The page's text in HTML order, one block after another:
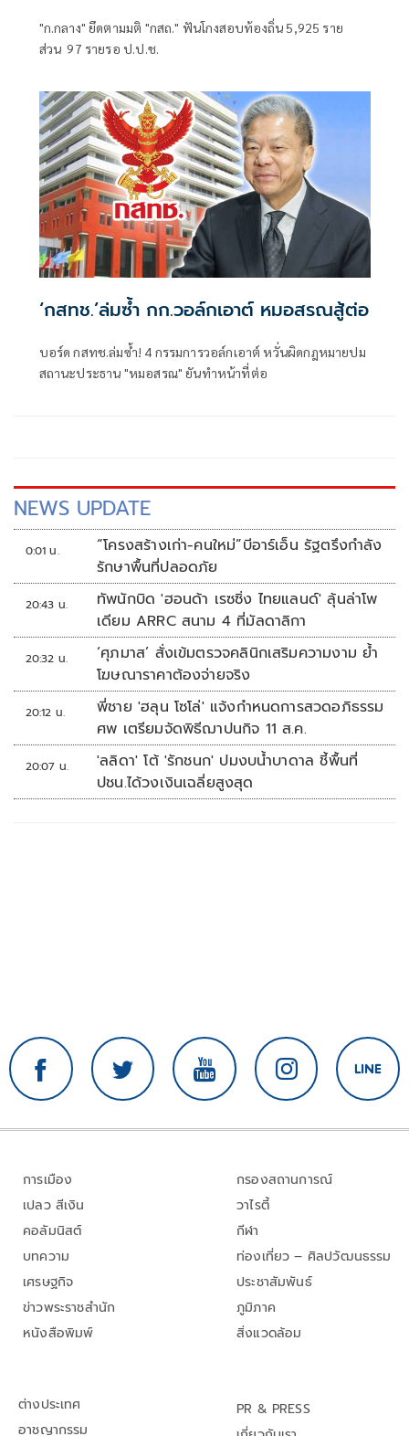
"ก.กลาง" ยึดตามมติ "กสถ." ฟันโกงสอบท้องถิ่น 5,925 ราย
ส่วน 97 รายรอ ป.ป.ช.
‘กสทช.’ล่มซํ้า กก.วอล์กเอาต์ หมอสรณสู้ต่อ
บอร์ด กสทช.ล่มซ้ำ! 4 กรรมการวอล์กเอาต์ หวั่นผิดกฎหมายปม
สถานะประธาน "หมอสรณ" ยันทำหน้าที่ต่อ
NEWS UPDATE
0:01 น.
“โครงสร้างเก่า-คนใหม่”บีอาร์เอ็น รัฐตรึงกำลัง
รักษาพื้นที่ปลอดภัย
20:43 น.
ทัพนักบิด 'ฮอนด้า เรซซิ่ง ไทยแลนด์' ลุ้นล่าโพ
เดียม ARRC สนาม 4 ที่มัลดาลิกา
20:32 น.
‘ศุภมาส’ สั่งเข้มตรวจคลินิกเสริมความงาม ย้ำ
โฆษณาราคาต้องจ่ายจริง
20:12 น.
พี่ชาย 'ฮลุน โซโล่' แจ้งกำหนดการสวดอภิธรรม
ศพ เตรียมจัดพิธีฌาปนกิจ 11 ส.ค.
20:07 น.
'ลลิดา' โต้ 'รักชนก' ปมงบน้ำบาดาล ชี้พื้นที่
ปชน.ได้วงเงินเฉลี่ยสูงสุด
การเมือง
เปลว สีเงิน
คอลัมนิสต์
บทความ
เศรษฐกิจ
ข่าวพระราชสำนัก
หนังสือพิมพ์
กรองสถานการณ์
วาไรตี้
กีฬา
ท่องเที่ยว – ศิลปวัฒนธรรม
ประชาสัมพันธ์
ภูมิภาค
สิ่งแวดล้อม
ต่างประเทศ
อาชญากรรม
PR & PRESS